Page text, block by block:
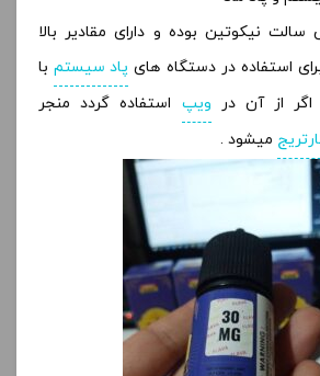
نیکوتین بوده و دارای مقادیر بالا
استفاده در دستگاه های پاد سیستمبا
اگر از آن در ویپ استفاده گردد منجر
میشود .